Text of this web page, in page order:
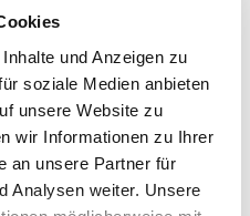
und Anzeigen zu
soziale Medien anbieten
unsere Website zu
wir Informationen zu Ihrer
an unsere Partner für
Analysen weiter. Unsere
finden